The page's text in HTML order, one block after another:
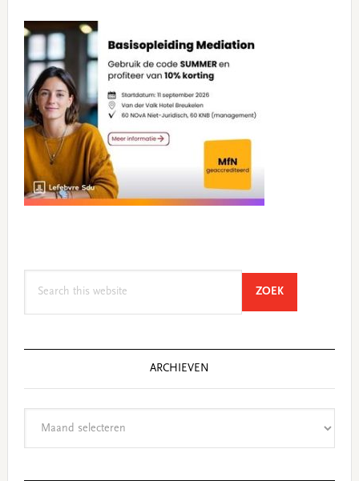
ZOEKSEARCH
ARCHIEVEN